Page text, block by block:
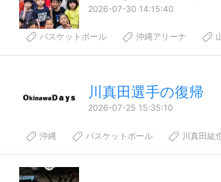
2026-07-30 14:15:40
バスケットボール 沖縄アリーナ
川真田選手の復帰
2026-07-25 15:35:10
沖縄 バスケットボール 川真田紘